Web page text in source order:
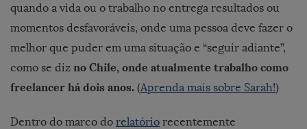
quando a vida ou o trabalho no entrega resultados ou
momentos desfavoráveis, onde uma pessoa deve fazer o
melhor que puder em uma situação e “seguir adiante”,
como se diz no Chile, onde atualmente trabalho como
freelancer há dois anos. (Aprenda mais sobre Sarah!)
Dentro do marco do relatório recentemente